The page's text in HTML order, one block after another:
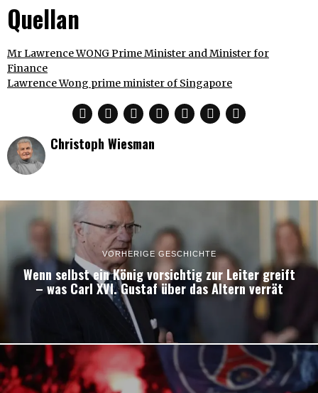
Quellan
Mr Lawrence WONG Prime Minister and Minister for
Finance
Lawrence Wong prime minister of Singapore
Christoph Wiesman
VORHERIGE GESCHICHTE
Wenn selbst ein König vorsichtig zur Leiter greift
– was Carl XVI. Gustaf über das Altern verrät